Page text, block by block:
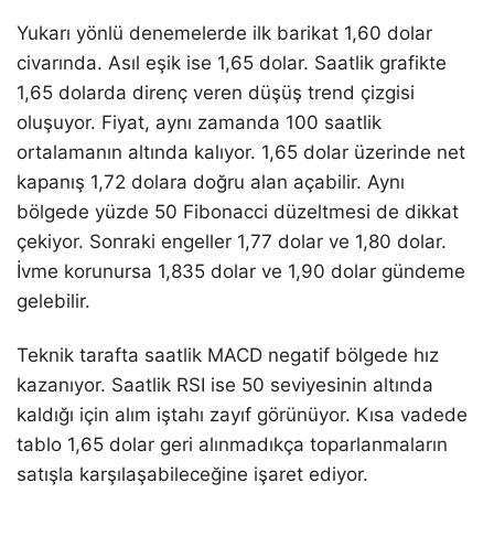
Yukarı yönlü denemelerde ilk barikat 1,60 dolar
civarında. Asıl eşik ise 1,65 dolar. Saatlik grafikte
1,65 dolarda direnç veren düşüş trend çizgisi
oluşuyor. Fiyat, aynı zamanda 100 saatlik
ortalamanın altında kalıyor. 1,65 dolar üzerinde net
kapanış 1,72 dolara doğru alan açabilir. Aynı
bölgede yüzde 50 Fibonacci düzeltmesi de dikkat
çekiyor. Sonraki engeller 1,77 dolar ve 1,80 dolar.
İvme korunursa 1,835 dolar ve 1,90 dolar gündeme
gelebilir.
Teknik tarafta saatlik MACD negatif bölgede hız
kazanıyor. Saatlik RSI ise 50 seviyesinin altında
kaldığı için alım iştahı zayıf görünüyor. Kısa vadede
tablo 1,65 dolar geri alınmadıkça toparlanmaların
satışla karşılaşabileceğine işaret ediyor.